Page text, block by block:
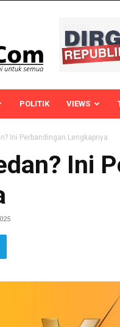
POLITIK VIEWS
Ini Perbandingan Lengkapnya
Ini